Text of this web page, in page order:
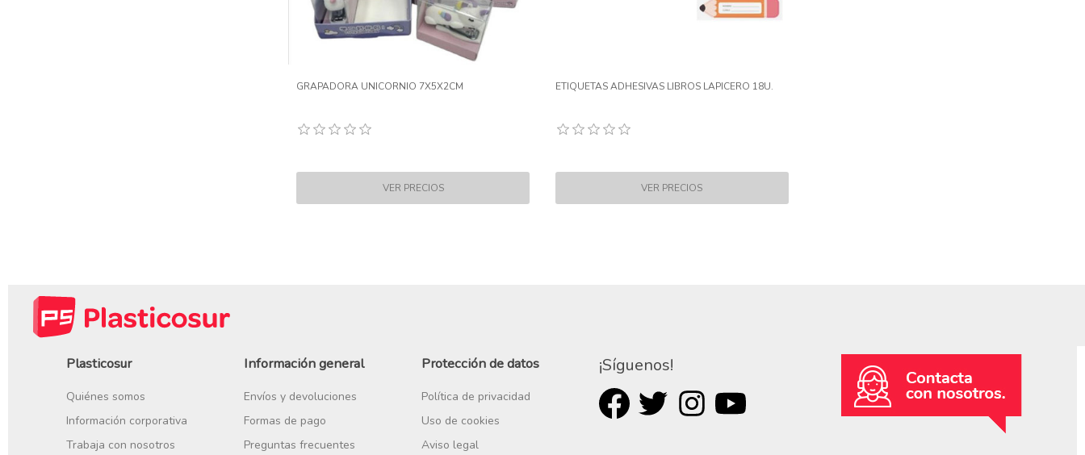
GRAPADORA UNICORNIO 7X5X2CM ETIQUETAS ADHESIVAS LIBROS LAPICERO 18U.
Plasticosur
Quiénes somos
Información corporativa
Trabaja con nosotros
Información general
Envíos y devoluciones
Formas de pago
Preguntas frecuentes
Protección de datos
Política de privacidad
Uso de cookies
Aviso legal
¡Síguenos!